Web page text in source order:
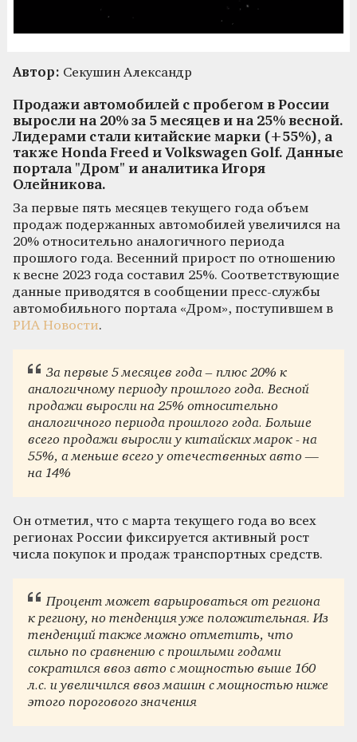
Автор: Секушин Александр
Продажи автомобилей с пробегом в России
выросли на 20% за 5 месяцев и на 25% весной.
Лидерами стали китайские марки (+55%), а
также Honda Freed и Volkswagen Golf. Данные
портала "Дром" и аналитика Игоря
Олейникова.
За первые пять месяцев текущего года объем
продаж подержанных автомобилей увеличился на
20% относительно аналогичного периода
прошлого года. Весенний прирост по отношению
к весне 2023 года составил 25%. Соответствующие
данные приводятся в сообщении пресс-службы
автомобильного портала «Дром», поступившем в
РИА Новости.
За первые 5 месяцев года – плюс 20% к
аналогичному периоду прошлого года. Весной
продажи выросли на 25% относительно
аналогичного периода прошлого года. Больше
всего продажи выросли у китайских марок - на
55%, а меньше всего у отечественных авто —
на 14%
Он отметил, что с марта текущего года во всех
регионах России фиксируется активный рост
числа покупок и продаж транспортных средств.
Процент может варьироваться от региона
к региону, но тенденция уже положительная. Из
тенденций также можно отметить, что
сильно по сравнению с прошлыми годами
сократился ввоз авто с мощностью выше 160
л.с. и увеличился ввоз машин с мощностью ниже
этого порогового значения